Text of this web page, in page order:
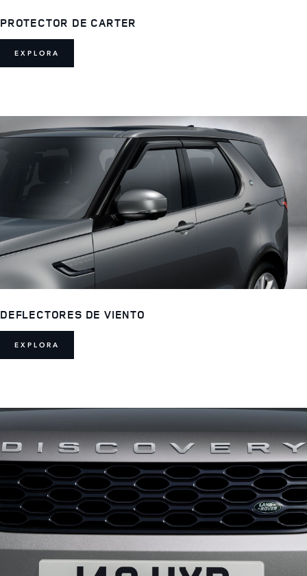
PROTECTOR DE CARTER
EXPLORA
DEFLECTORES DE VIENTO
EXPLORA